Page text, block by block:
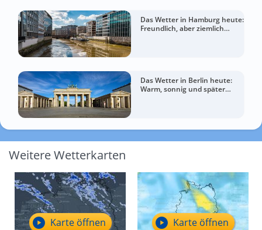
Das Wetter in Hamburg heute:
Freundlich, aber ziemlich
Das Wetter in Berlin heute:
Warm, sonnig und später
Weitere Wetterkarten
Karte öffnen Karte öffnen